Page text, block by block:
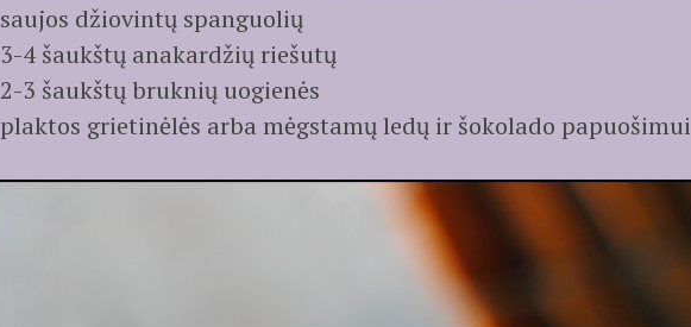
saujos džiovintų spanguolių
3-4 šaukštų anakardžių riešutų
2-3 šaukštų bruknių uogienės
plaktos grietinėlės arba mėgstamų ledų ir šokolado papuošimui